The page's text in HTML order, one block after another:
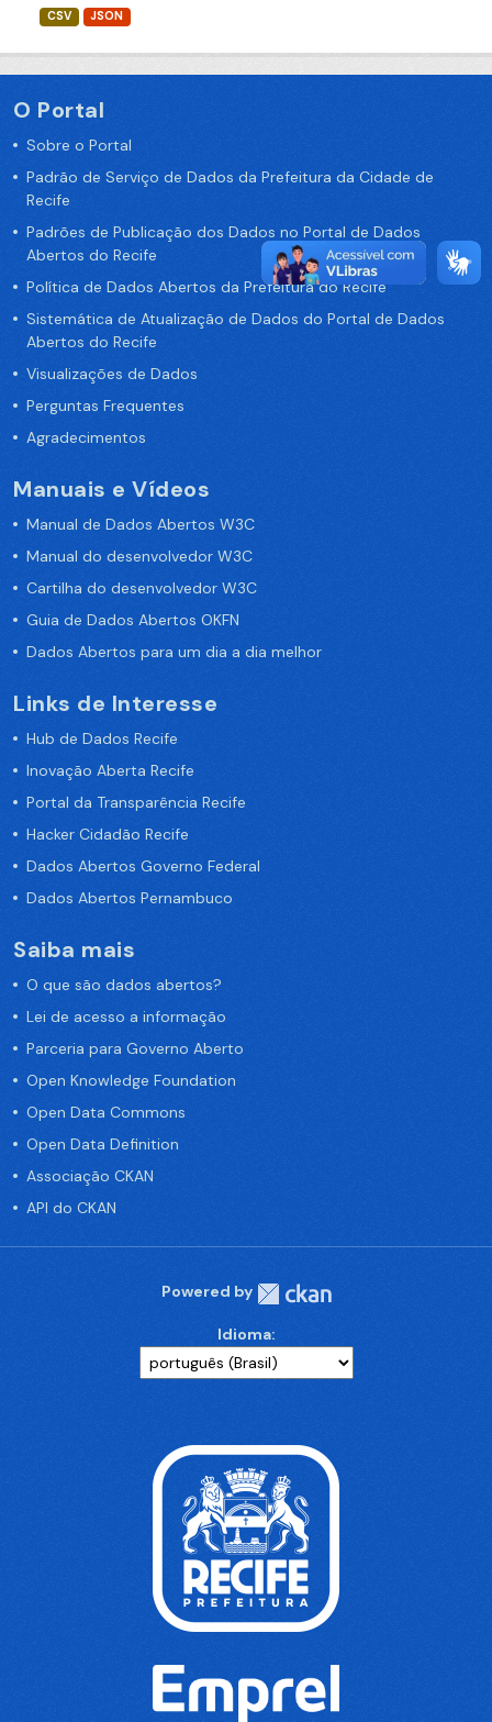
CSV JSON
O Portal
Sobre o Portal
Padrão de Serviço de Dados da Prefeitura da Cidade de
Recife
Padrões de Publicação dos Dados no Portal de Dados
Abertos do Recife
Política de Dados Abertos da Prefeitura do Recife
Sistemática de Atualização de Dados do Portal de Dados
Abertos do Recife
Visualizações de Dados
Perguntas Frequentes
Agradecimentos
Manuais e Vídeos
Manual de Dados Abertos W3C
Manual do desenvolvedor W3C
Cartilha do desenvolvedor W3C
Guia de Dados Abertos OKFN
Dados Abertos para um dia a dia melhor
Links de Interesse
Hub de Dados Recife
Inovação Aberta Recife
Portal da Transparência Recife
Hacker Cidadão Recife
Dados Abertos Governo Federal
Dados Abertos Pernambuco
Saiba mais
O que são dados abertos?
Lei de acesso a informação
Parceria para Governo Aberto
Open Knowledge Foundation
Open Data Commons
Open Data Definition
Associação CKAN
API do CKAN
Powered by
Idioma